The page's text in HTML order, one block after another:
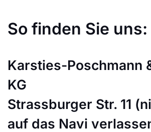
So finden Sie uns:
Karsties-Poschmann
KG
Strassburger Str. 11
auf das Navi